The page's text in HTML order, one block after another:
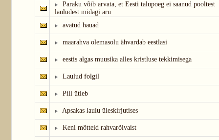
Paraku võib arvata, et Eesti talupoeg ei saanud pooltest
lauludest midagi aru
avatud hauad
maarahva olemasolu ähvardab eestlasi
eestis algas muusika alles kristluse tekkimisega
Laulud folgil
Pill ütleb
Apsakas laulu üleskirjutises
Keni mõtteid rahvarõivaist